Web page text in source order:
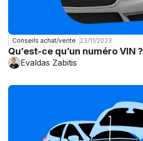
Conseils achat/vente 23/11/2023
Qu’est-ce qu’un numéro VIN ?
Evaldas Zabitis